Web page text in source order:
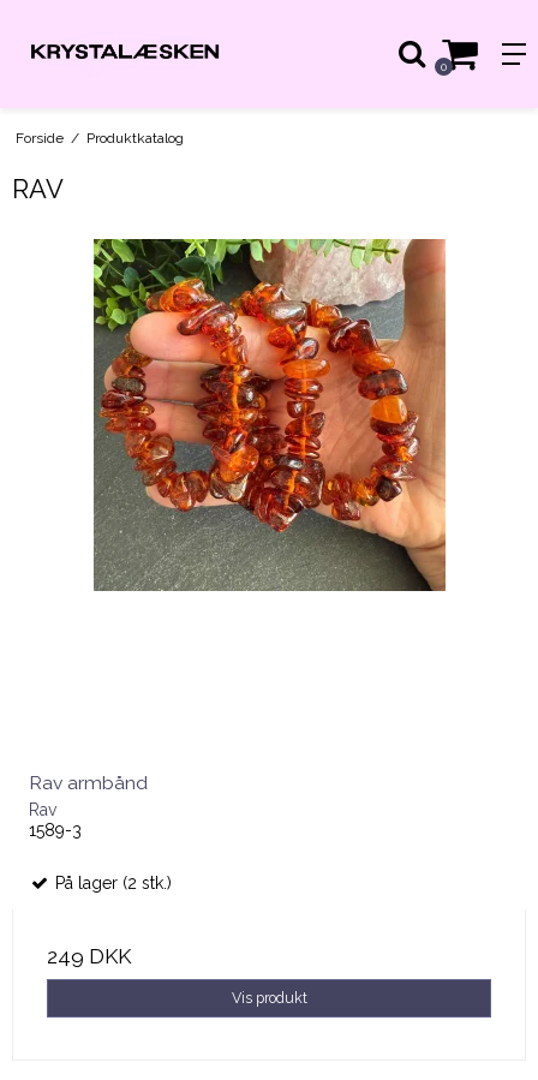
0
Forside / Produktkatalog
RAV
Rav armbånd
Rav
1589-3
På lager (2 stk.)
249 DKK
Vis produkt